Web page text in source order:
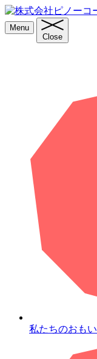
Menu
Close
私たちのおもい